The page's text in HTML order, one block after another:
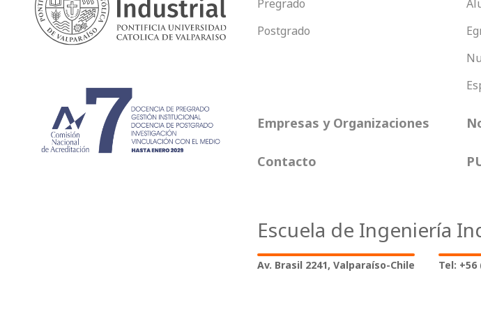
Pregrado
Postgrado
Empresas y Organizaciones
Contacto
Escuela de Ingeniería
Av. Brasil 2241, Valparaíso-Chile Tel: +56